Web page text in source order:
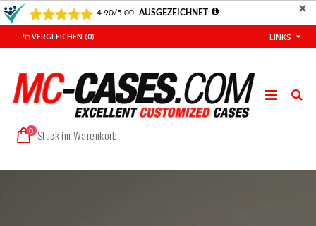
✕
VERGLEICHEN (0) LINKS
0 Stück im Warenkorb